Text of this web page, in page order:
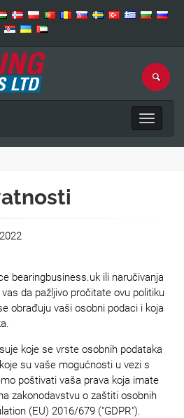
Toggle
bearingbusiness.uk ili naručivanja
da pažljivo pročitate ovu politiku
obrađuju vaši osobni podaci i koja
koje se vrste osobnih podataka
su vaše mogućnosti u vezi s
poštivati vaša prava koja imate
zakonodavstvu o zaštiti osobnih
(EU) 2016/679 ("GDPR").